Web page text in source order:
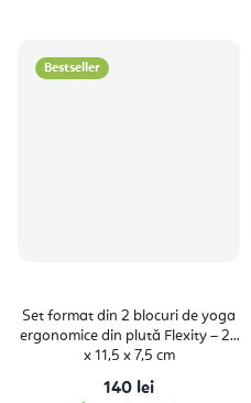
Bestseller
Set format din 2 blocuri de yoga
ergonomice din plută Flexity – 22
x 11,5 x 7,5 cm
140 lei